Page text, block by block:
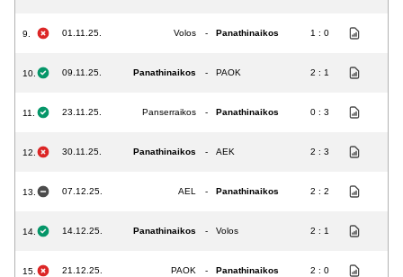
9. 01.11.25. Volos - Panathinaikos 1 : 0
10. 09.11.25. Panathinaikos - PAOK 2 : 1
11. 23.11.25. Panserraikos - Panathinaikos 0 : 3
12. 30.11.25. Panathinaikos - AEK 2 : 3
13. 07.12.25. AEL - Panathinaikos 2 : 2
14. 14.12.25. Panathinaikos - Volos 2 : 1
15. 21.12.25. PAOK - Panathinaikos 2 : 0